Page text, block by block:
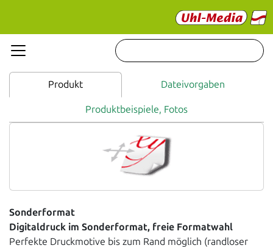
Produkt Dateivorgaben
Produktbeispiele, Fotos
Sonderformat
Digitaldruck im Sonderformat, freie Formatwahl
Perfekte Druckmotive bis zum Rand möglich (randloser